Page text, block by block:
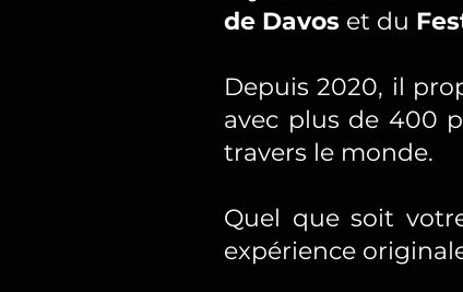
de Davos et du
Depuis 2020, il
avec plus de 400
travers le monde.
Quel que soit
expérience